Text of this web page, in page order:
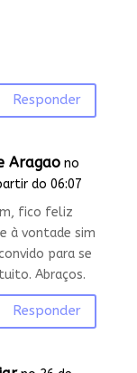
Responder
Aragao no
do 06:07
fico feliz
à vontade sim
para se
Abraços.
Responder